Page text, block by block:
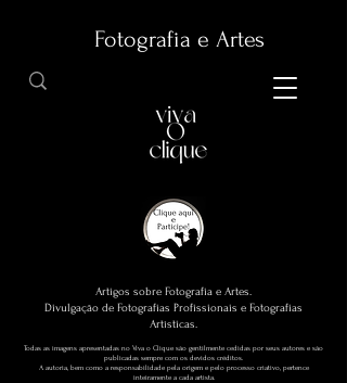
Fotografia e Artes
Artigos sobre Fotografia e Artes.
Divulgação de Fotografias Profissionais e Fotografias
Artísticas.
Todas as imagens apresentadas no Viva o Clique são gentilmente cedidas por seus autores e são
publicadas sempre com os devidos créditos.
A autoria, bem como a responsabilidade pela origem e pelo processo criativo, pertence
inteiramente a cada artista.